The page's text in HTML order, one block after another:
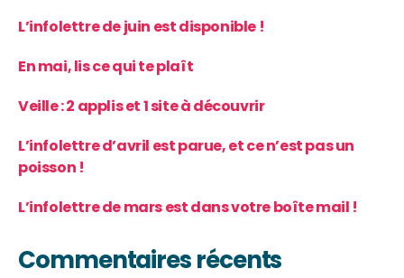
L’infolettre de juin est disponible !
En mai, lis ce qui te plaît
Veille : 2 applis et 1 site à découvrir
L’infolettre d’avril est parue, et ce n’est pas un
poisson !
L’infolettre de mars est dans votre boîte mail !
Commentaires récents